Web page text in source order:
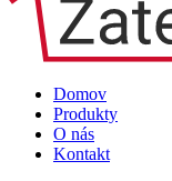
Domov
Produkty
O nás
Kontakt